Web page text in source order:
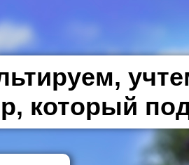
горизонтального
Металлические заборы
Забор жалюзи с
Металлические заборы
Металлические
который